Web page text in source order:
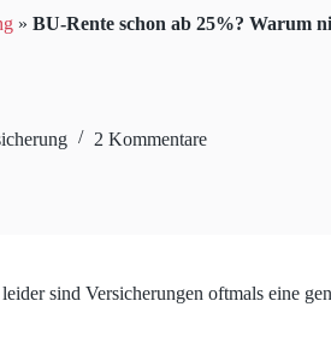
» BU-Rente schon ab 25%? Warum
2 Kommentare
sind Versicherungen oftmals eine